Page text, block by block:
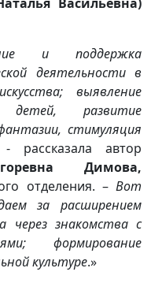
и поддержка
деятельности в
выявление
детей, развитие
стимуляция
рассказала автор
Димова,
отделения. – Вот
за расширением
через знакомства с
формирование
культуре.»